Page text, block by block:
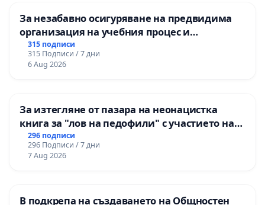
За незабавно осигуряване на предвидима
организация на учебния процес и
гарантиране на правото на равнопоставено
и качествено образование на учениците от
ОУ „Княз Александър I“ и Хуманитарна
315 подписи
315 Подписи / 7 дни
6 Aug 2026
За изтегляне от пазара на неонацистка
книга за "лов на педофили" с участието на
деца
296 подписи
296 Подписи / 7 дни
7 Aug 2026
В подкрепа на създаването на Общностен